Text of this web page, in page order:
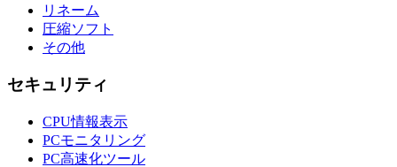
リネーム
圧縮ソフト
その他
セキュリティ
CPU情報表示
PCモニタリング
PC高速化ツール